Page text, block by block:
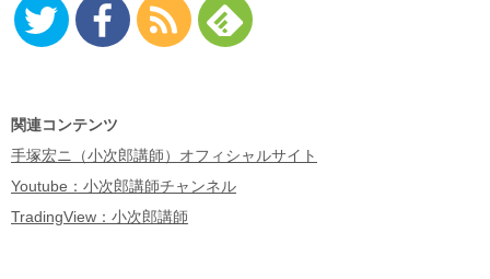
関連コンテンツ
手塚宏ニ（小次郎講師）オフィシャルサイト
Youtube：小次郎講師チャンネル
TradingView：小次郎講師